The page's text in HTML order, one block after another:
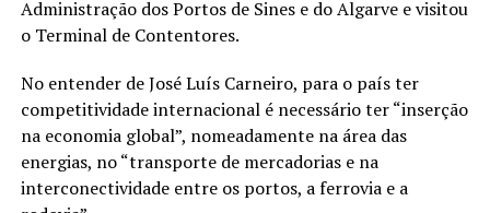
Administração dos Portos de Sines e do Algarve e visitou
o Terminal de Contentores.
No entender de José Luís Carneiro, para o país ter
competitividade internacional é necessário ter “inserção
na economia global”, nomeadamente na área das
energias, no “transporte de mercadorias e na
interconectividade entre os portos, a ferrovia e a